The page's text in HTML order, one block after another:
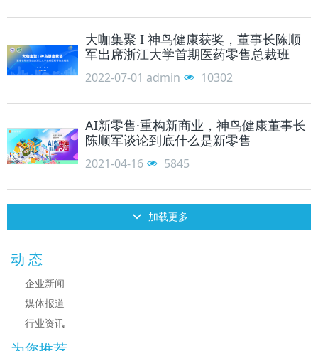
大咖集聚 I 神鸟健康获奖，董事长陈顺
军出席浙江大学首期医药零售总裁班
2022-07-01 admin 10302
AI新零售·重构新商业，神鸟健康董事长
陈顺军谈论到底什么是新零售
2021-04-16 5845
加载更多
动 态
企业新闻
媒体报道
行业资讯